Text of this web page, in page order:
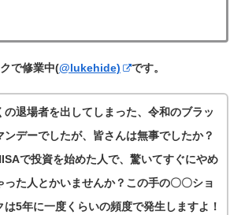
で修業中(@lukehide) です。
の退場者を出してしまった、令和のブラッ
ンデーでしたが、皆さんは無事でしたか？
で投資を始めた人で、驚いてすぐにやめ
った人とかいませんか？この手の〇〇ショ
は5年に一度くらいの頻度で発生しますよ！